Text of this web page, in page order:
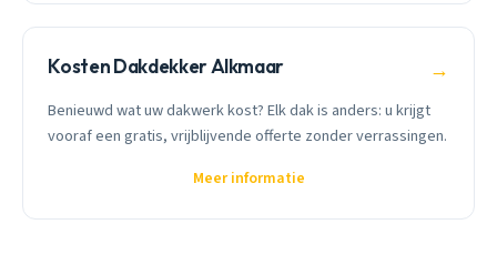
Kosten Dakdekker Alkmaar →
Benieuwd wat uw dakwerk kost? Elk dak is anders: u krijgt
vooraf een gratis, vrijblijvende offerte zonder verrassingen.
Meer informatie